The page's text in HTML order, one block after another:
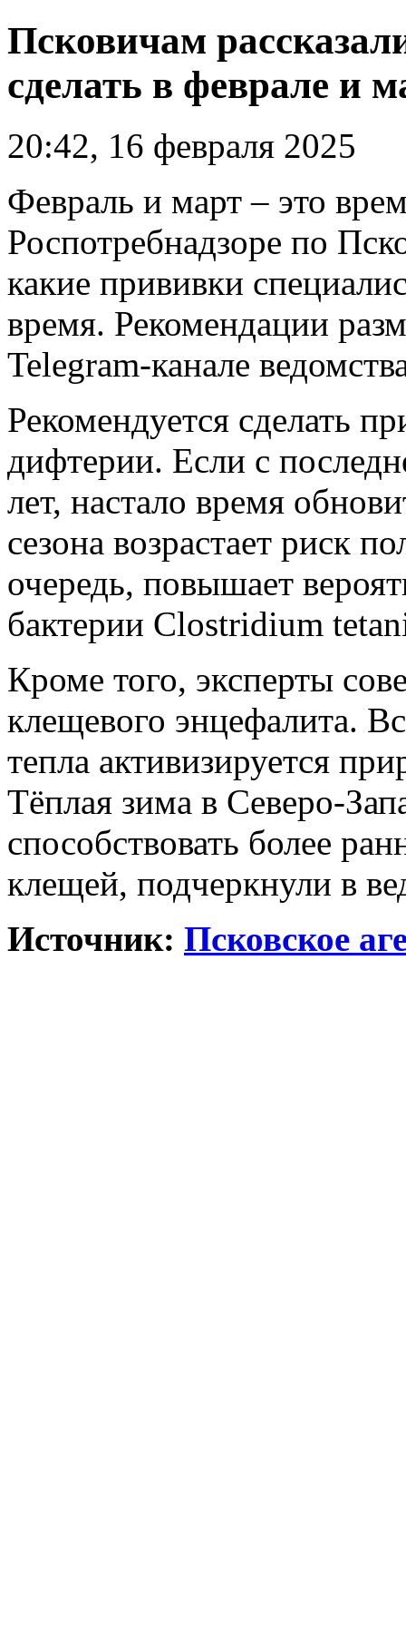
Псковичам
сделать в феврале и
20:42, 16 февраля 2025
Февраль и март – это
Роспотребнадзоре по
какие прививки
время. Рекомендации
Telegram-канале
Рекомендуется сделать
дифтерии. Если с
лет, настало время
сезона возрастает риск
очередь, повышает
бактерии Clostridium
Кроме того, эксперты
клещевого энцефалита.
тепла активизируется
Тёплая зима в Северо-
способствовать более
клещей, подчеркнули в
Источник: Псковское